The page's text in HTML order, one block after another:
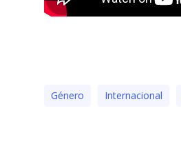
Género Internacional